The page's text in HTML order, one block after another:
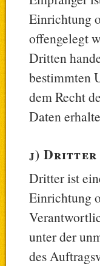
Einrichtung
offengelegt
Dritten
bestimmten
dem Recht
Daten
j) Dritter
Dritter ist
Einrichtung
unter der
des